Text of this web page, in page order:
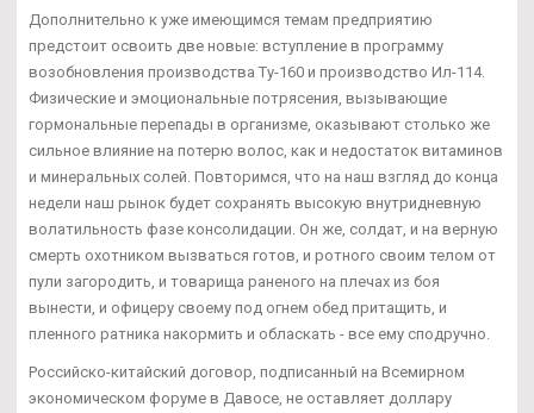
Дополнительно к уже имеющимся темам предприятию
предстоит освоить две новые: вступление в программу
возобновления производства Ту-160 и производство Ил-114.
Физические и эмоциональные потрясения, вызывающие
гормональные перепады в организме, оказывают столько же
сильное влияние на потерю волос, как и недостаток витаминов
и минеральных солей. Повторимся, что на наш взгляд до конца
недели наш рынок будет сохранять высокую внутридневную
волатильность фазе консолидации. Он же, солдат, и на верную
смерть охотником вызваться готов, и ротного своим телом от
пули загородить, и товарища раненого на плечах из боя
вынести, и офицеру своему под огнем обед притащить, и
пленного ратника накормить и обласкать - все ему сподручно.
Российско-китайский договор, подписанный на Всемирном
экономическом форуме в Давосе, не оставляет доллару